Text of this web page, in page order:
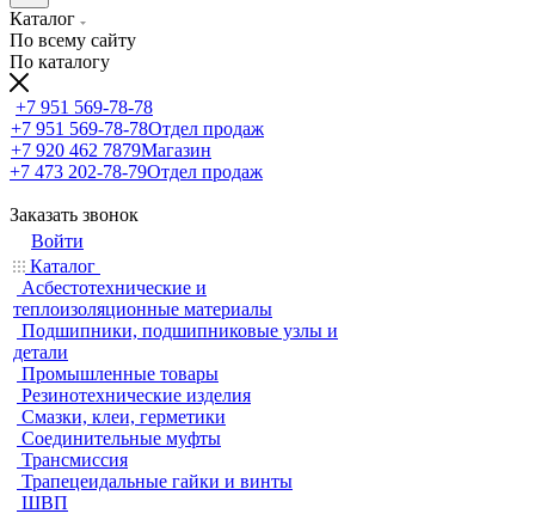
Каталог
По всему сайту
По каталогу
+7 951 569-78-78
+7 951 569-78-78Отдел продаж
+7 920 462 7879Магазин
+7 473 202-78-79Отдел продаж
Заказать звонок
Войти
Каталог
Асбестотехнические и
теплоизоляционные материалы
Подшипники, подшипниковые узлы и
детали
Промышленные товары
Резинотехнические изделия
Смазки, клеи, герметики
Соединительные муфты
Трансмиссия
Трапецеидальные гайки и винты
ШВП